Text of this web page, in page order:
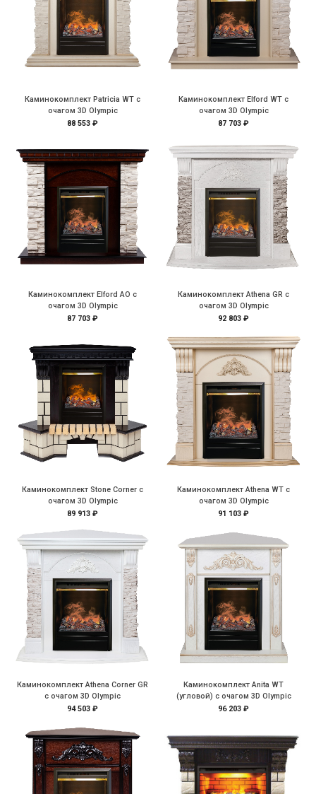
Каминокомплект Patricia WT с
очагом 3D Olympic
88 553 ₽
Каминокомплект Elford WT с
очагом 3D Olympic
87 703 ₽
Каминокомплект Elford AO с
очагом 3D Olympic
87 703 ₽
Каминокомплект Athena GR с
очагом 3D Olympic
92 803 ₽
Каминокомплект Stone Corner с
очагом 3D Olympic
89 913 ₽
Каминокомплект Athena WT с
очагом 3D Olympic
91 103 ₽
Каминокомплект Athena Corner GR
с очагом 3D Olympic
94 503 ₽
Каминокомплект Anita WT
(угловой) с очагом 3D Olympic
96 203 ₽